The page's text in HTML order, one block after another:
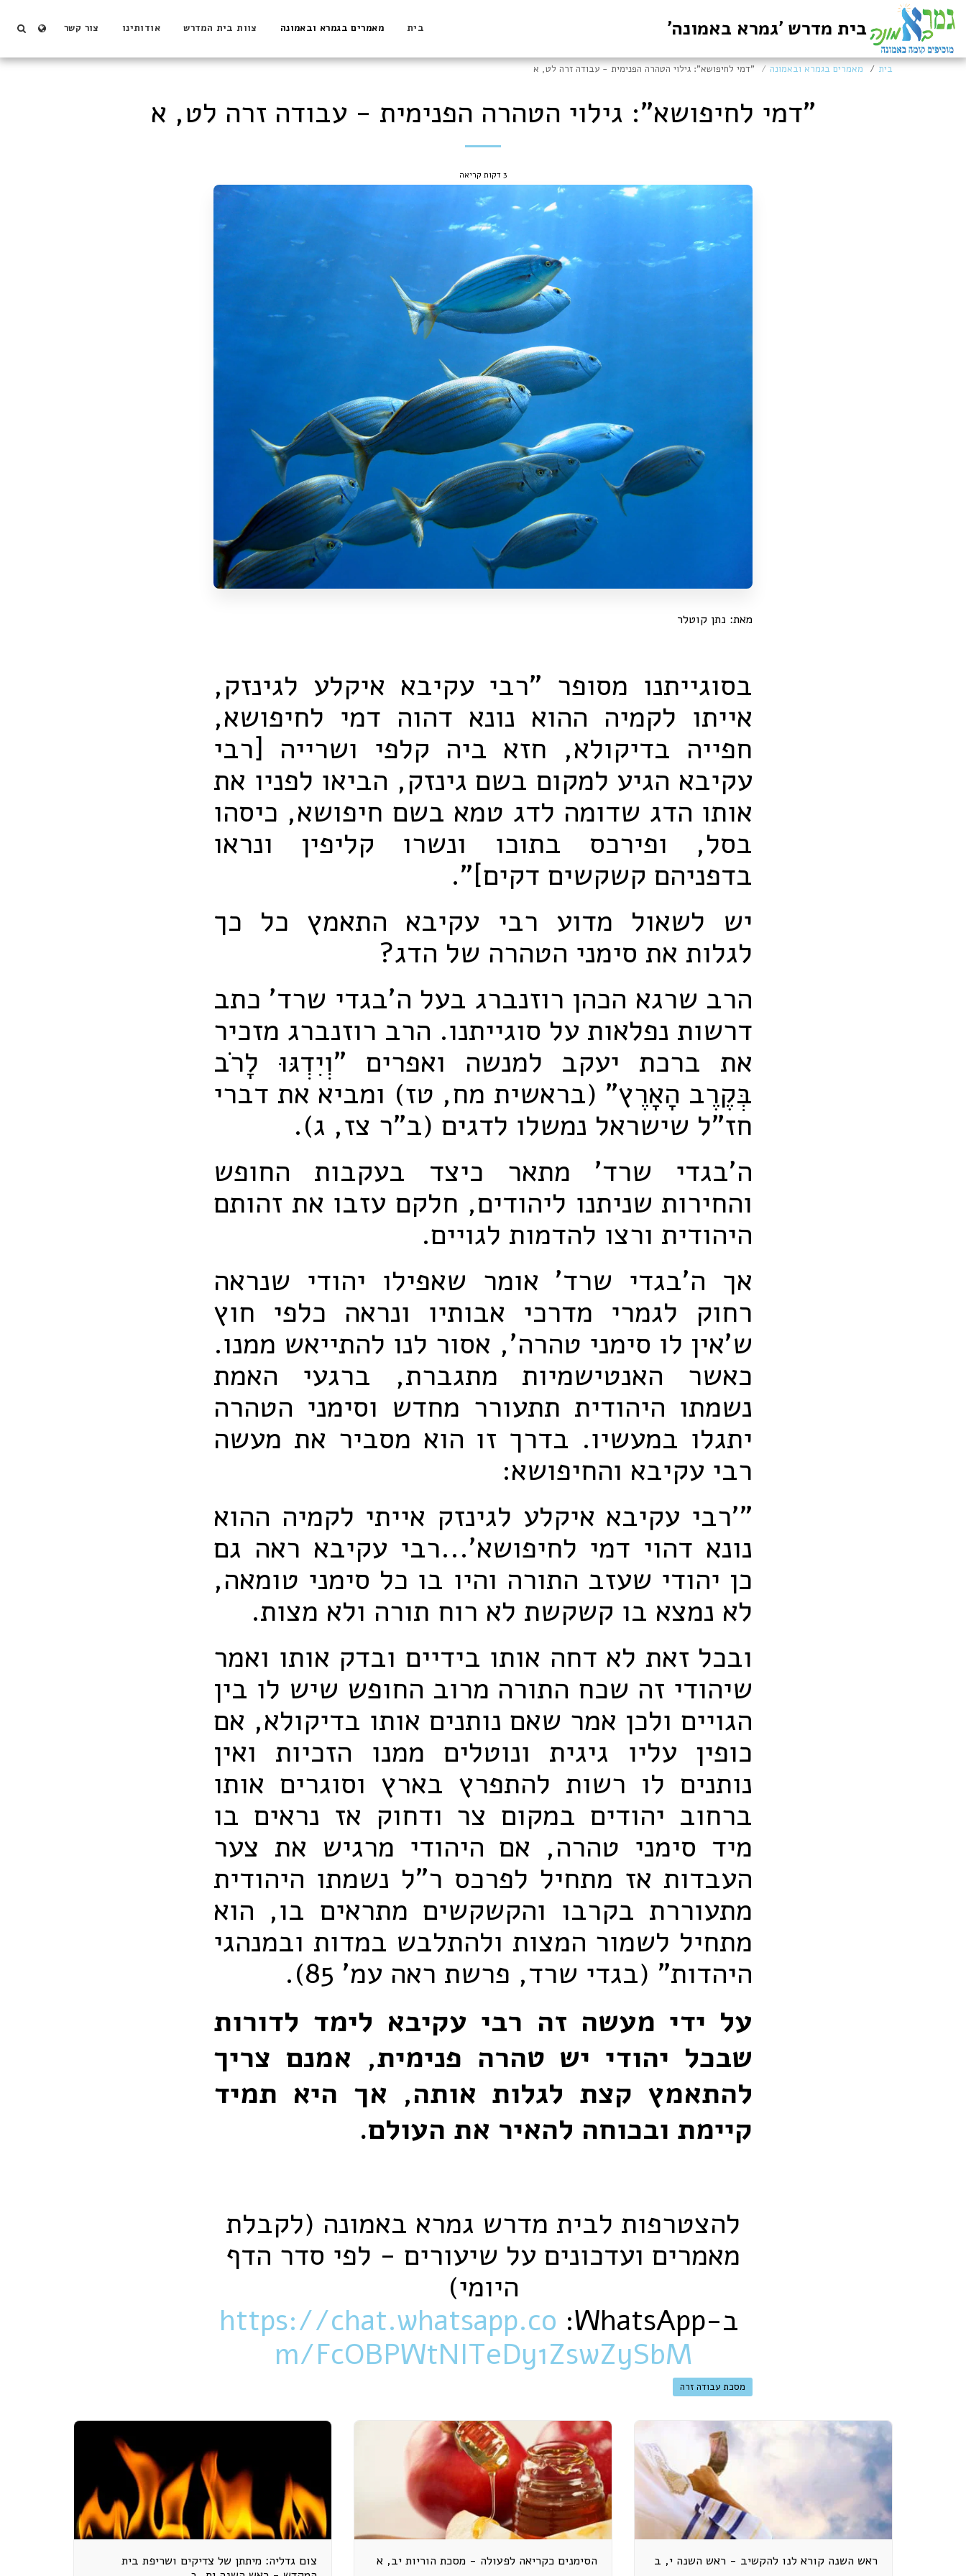
בית מדרש 'גמרא באמונה' בית מאמרים בגמרא ובאמונה צוות בית המדרש אודותינו צור קשר
בית מאמרים בגמרא ובאמונה "דמי לחיפושא": גילוי הטהרה הפנימית - עבודה זרה לט, א
"דמי לחיפושא": גילוי הטהרה הפנימית - עבודה זרה לט, א
3 דקות קריאה
מאת: נתן קוטלר
בסוגייתנו מסופר "רבי עקיבא איקלע לגינזק,
אייתו לקמיה ההוא נונא דהוה דמי לחיפושא,
חפייה בדיקולא, חזא ביה קלפי ושרייה [רבי
עקיבא הגיע למקום בשם גינזק, הביאו לפניו את
אותו הדג שדומה לדג טמא בשם חיפושא, כיסהו
בסל, ופירכס בתוכו ונשרו קליפין ונראו
בדפניהם קשקשים דקים]".
יש לשאול מדוע רבי עקיבא התאמץ כל כך
לגלות את סימני הטהרה של הדג?
הרב שרגא הכהן רוזנברג בעל ה'בגדי שרד' כתב
דרשות נפלאות על סוגייתנו. הרב רוזנברג מזכיר
את ברכת יעקב למנשה ואפרים "וְיִדְגּוּ לָרֹב
בְּקֶרֶב הָאָרֶץ" (בראשית מח, טז) ומביא את דברי
חז"ל שישראל נמשלו לדגים (ב"ר צז, ג).
ה'בגדי שרד' מתאר כיצד בעקבות החופש
והחירות שניתנו ליהודים, חלקם עזבו את זהותם
היהודית ורצו להדמות לגויים.
אך ה'בגדי שרד' אומר שאפילו יהודי שנראה
רחוק לגמרי מדרכי אבותיו ונראה כלפי חוץ
ש'אין לו סימני טהרה', אסור לנו להתייאש ממנו.
כאשר האנטישמיות מתגברת, ברגעי האמת
נשמתו היהודית תתעורר מחדש וסימני הטהרה
יתגלו במעשיו. בדרך זו הוא מסביר את מעשה
רבי עקיבא והחיפושא:
"'רבי עקיבא איקלע לגינזק אייתי לקמיה ההוא
נונא דהוי דמי לחיפושא'...רבי עקיבא ראה גם
כן יהודי שעזב התורה והיו בו כל סימני טומאה,
לא נמצא בו קשקשת לא רוח תורה ולא מצות.
ובכל זאת לא דחה אותו בידיים ובדק אותו ואמר
שיהודי זה שכח התורה מרוב החופש שיש לו בין
הגויים ולכן אמר שאם נותנים אותו בדיקולא, אם
כופין עליו גיגית ונוטלים ממנו הזכיות ואין
נותנים לו רשות להתפרץ בארץ וסוגרים אותו
ברחוב יהודים במקום צר ודחוק אז נראים בו
מיד סימני טהרה, אם היהודי מרגיש את צער
העבדות אז מתחיל לפרכס ר"ל נשמתו היהודית
מתעוררת בקרבו והקשקשים מתראים בו, הוא
מתחיל לשמור המצות ולהתלבש במדות ובמנהגי
היהדות" (בגדי שרד, פרשת ראה עמ' 85).
על ידי מעשה זה רבי עקיבא לימד לדורות
שבכל יהודי יש טהרה פנימית, אמנם צריך
להתאמץ קצת לגלות אותה, אך היא תמיד
קיימת ובכוחה להאיר את העולם.
להצטרפות לבית מדרש גמרא באמונה (לקבלת
מאמרים ועדכונים על שיעורים - לפי סדר הדף
היומי)
ב-‏WhatsApp‏:
https://chat.whatsapp.co
m/FcOBPWtNITeDy1ZswZySbM
מסכת עבודה זרה
ראש השנה קורא לנו להקשיב - ראש השנה י, ב הסימנים כקריאה לפעולה - מסכת הוריות יב, א
צום גדליה: מיתתן של צדיקים ושריפת בית